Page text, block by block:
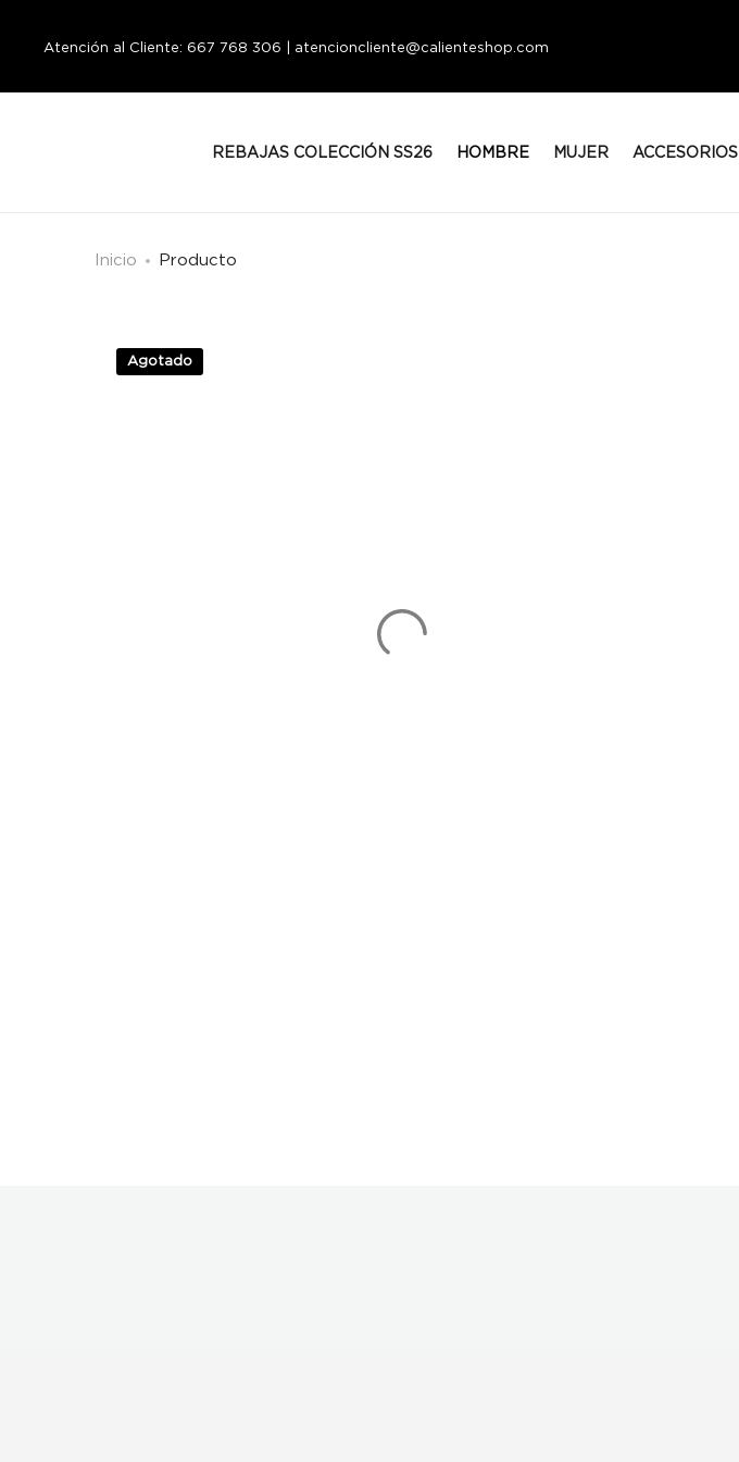
Atención al Cliente: 667 768 306 | atencioncliente@calienteshop.com
REBAJAS COLECCIÓN SS26 HOMBRE MUJER ACCESORIOS
Inicio Producto
Agotado